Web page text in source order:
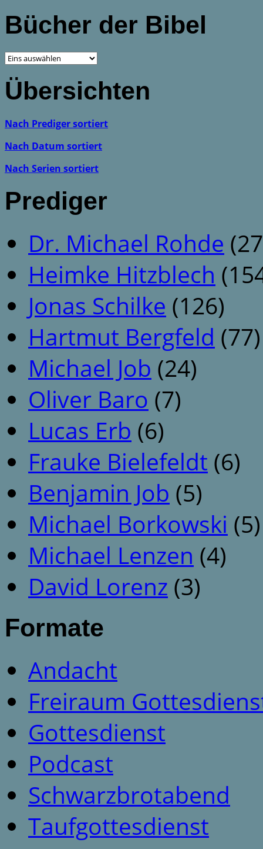
Bücher der Bibel
Übersichten
Nach Prediger sortiert
Nach Datum sortiert
Nach Serien sortiert
Prediger
Dr. Michael Rohde
Heimke Hitzblech
Jonas Schilke (126)
Hartmut Bergfeld (77)
Michael Job (24)
Oliver Baro (7)
Lucas Erb (6)
Frauke Bielefeldt (6)
Benjamin Job (5)
Michael Borkowski (5)
Michael Lenzen (4)
David Lorenz (3)
Formate
Andacht
Freiraum
Gottesdienst
Podcast
Schwarzbrotabend
Taufgottesdienst